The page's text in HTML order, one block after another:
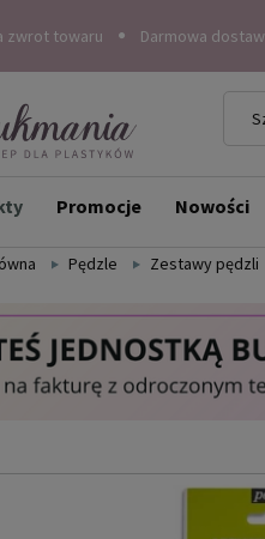
zwrot towaru Darmowa
Promocje Nowości
Pędzle Zestawy pędzli